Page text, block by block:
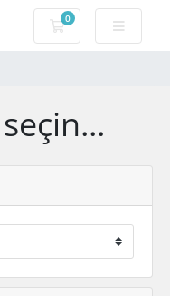
0
Səbət